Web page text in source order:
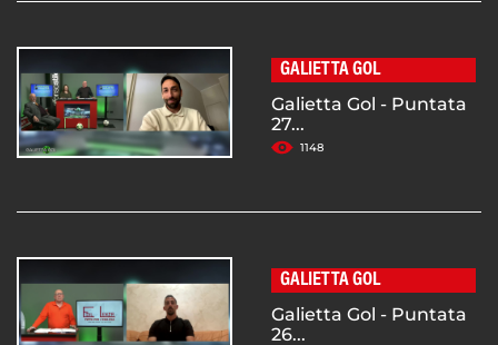
GALIETTA GOL
Galietta Gol - Puntata
27...
1148
GALIETTA GOL
Galietta Gol - Puntata
26...